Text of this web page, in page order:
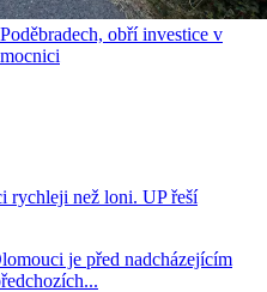
obří investice v
rychleji než loni. UP řeší
je před nadcházejícím